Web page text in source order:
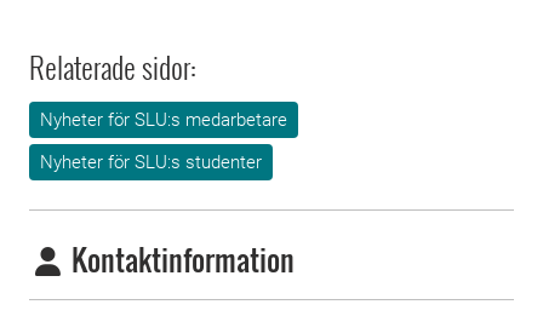
Relaterade sidor:
Nyheter för SLU:s medarbetare
Nyheter för SLU:s studenter
Kontaktinformation